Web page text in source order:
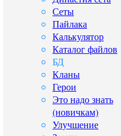
Сеты
Пайлака
Калькулятор
Каталог файлов
БД
Кланы
Герои
Это надо знать
(новичкам)
Улучшение